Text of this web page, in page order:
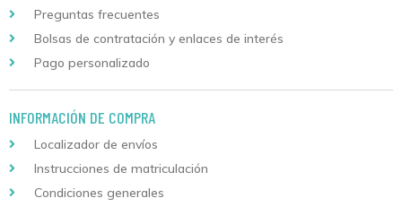
Preguntas frecuentes
Bolsas de contratación y enlaces de interés
Pago personalizado
INFORMACIÓN DE COMPRA
Localizador de envíos
Instrucciones de matriculación
Condiciones generales